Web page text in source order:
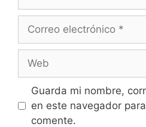
Correo
Web
Guarda mi nombre,
en este navegador
comente.